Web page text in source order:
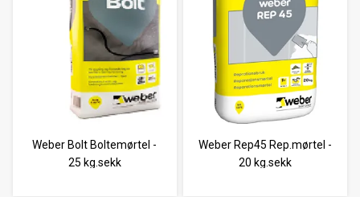
Weber Bolt Boltemørtel -
25 kg.sekk
Weber Rep45 Rep.mørtel -
20 kg.sekk